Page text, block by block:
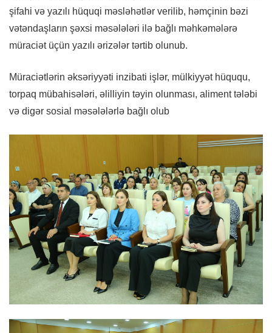
şifahi və yazılı hüquqi məsləhətlər verilib, həmçinin bəzi
vətəndaşların şəxsi məsələləri ilə bağlı məhkəmələrə
müraciət üçün yazılı ərizələr tərtib olunub.
Müraciətlərin əksəriyyəti inzibati işlər, mülkiyyət hüququ,
torpaq mübahisələri, əlilliyin təyin olunması, aliment tələbi
və digər sosial məsələlərlə bağlı olub